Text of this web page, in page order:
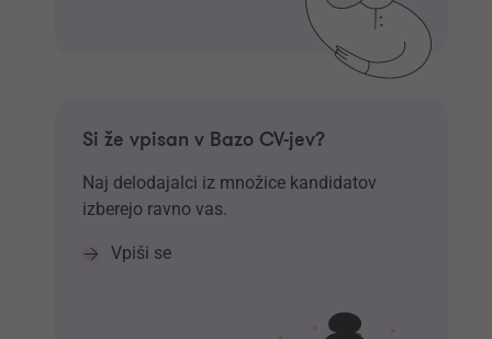
Si že vpisan v Bazo CV-jev?
Naj delodajalci iz množice kandidatov
izberejo ravno vas.
Vpiši se